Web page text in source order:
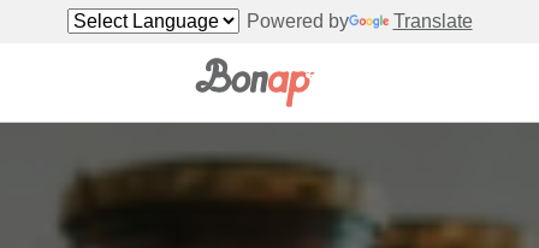
Powered by Translate